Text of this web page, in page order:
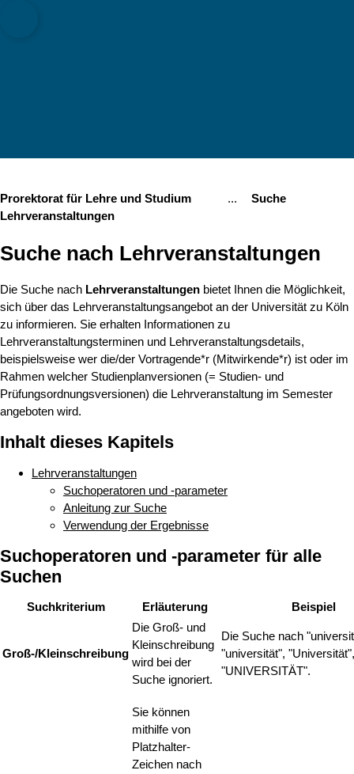
Prorektorat für Lehre und Studium Show remaining
...
Suche
Lehrveranstaltungen
Suche nach Lehrveranstaltungen
Die Suche nach Lehrveranstaltungen bietet Ihnen die Möglichkeit,
sich über das Lehrveranstaltungsangebot an der Universität zu Köln
zu informieren. Sie erhalten Informationen zu
Lehrveranstaltungsterminen und Lehrveranstaltungsdetails,
beispielsweise wer die/der Vortragende*r (Mitwirkende*r) ist oder im
Rahmen welcher Studienplanversionen (= Studien- und
Prüfungsordnungsversionen) die Lehrveranstaltung im Semester
angeboten wird.
Inhalt dieses Kapitels
Lehrveranstaltungen
Suchoperatoren und -parameter
Anleitung zur Suche
Verwendung der Ergebnisse
Suchoperatoren und -parameter für alle
Suchen
Suchkriterium Erläuterung Beispiel
Groß-/Kleinschreibung
Die Groß- und
Kleinschreibung
wird bei der
Suche ignoriert.
Die Suche nach
"universität", "Universität",
"UNIVERSITÄT".
Sie können
mithilfe von
Platzhalter-
Zeichen nach